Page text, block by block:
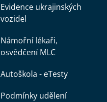
Evidence ukrajinských
vozidel
Námořní lékaři,
osvědčení MLC
Autoškola - eTesty
Podmínky udělení